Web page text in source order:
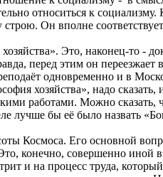
относиться к
строю. Он вполне
Это, наконец-то -
перед этим он переезжает
одновременно и в
хозяйства», надо сказать,
работами. Можно сказать,
лучше бы её было назвать
Космоса. Его основной
конечно, совершенно иной
и на процесс труда,